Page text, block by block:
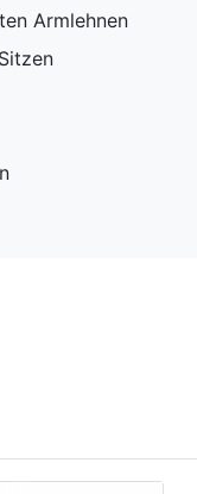
Armlehnen